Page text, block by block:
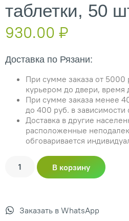
таблетки, 50
930.00 ₽
Доставка по Рязани:
При сумме заказа от 5000
курьером до двери, время
При сумме заказа менее
до 400 руб. в зависимости
Доставка в другие
расположенные
обговаривается
В корзину
Заказать в WhatsApp